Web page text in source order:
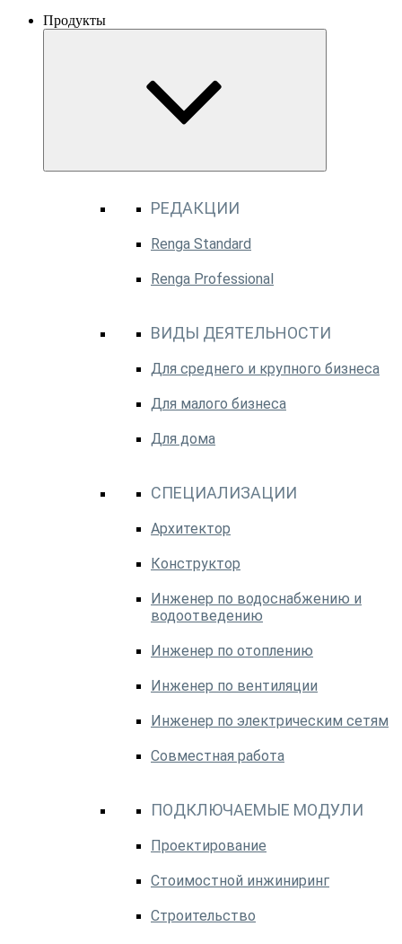
Продукты
РЕДАКЦИИ
Renga Standard
Renga Professional
ВИДЫ ДЕЯТЕЛЬНОСТИ
Для среднего и крупного бизнеса
Для малого бизнеса
Для дома
СПЕЦИАЛИЗАЦИИ
Архитектор
Конструктор
Инженер по водоснабжению и
водоотведению
Инженер по отоплению
Инженер по вентиляции
Инженер по электрическим сетям
Совместная работа
ПОДКЛЮЧАЕМЫЕ МОДУЛИ
Проектирование
Стоимостной инжиниринг
Строительство